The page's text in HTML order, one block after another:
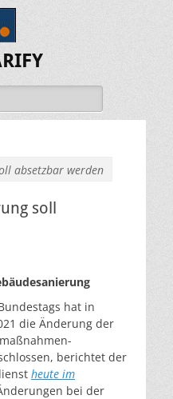
absetzbar werden
soll
hat in
die Änderung der
berichtet der
heute im
bei der